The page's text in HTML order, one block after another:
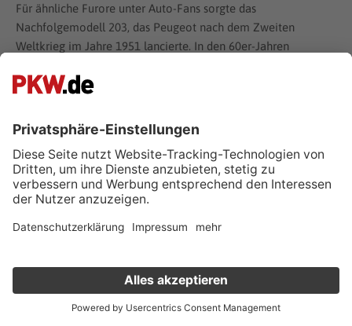
Für ähnliche Furore unter Auto-Fans sorgte das
Nachfolgemodell 203, das Peugeot nach dem Zweiten
Weltkrieg im Jahre 1951 lancierte. In den 60er-Jahren
Autofahrer auf der ganzen Welt. Fachleute zählen das 404
gebauten Cabrios. Übrigens hat diese Cabrio-Legende mit
Peugeot RCZ
, der seit dem Jahre 2010 auf dem Markt ist,
einen würdigen Nachfolger gefunden. Experten stufen den
RCZ als sportlichstes Auto ein, das der französische
Automobilhersteller jemals in Serienfertigung produziert hat.
Klein, charmant und ein wenig frech, so präsentiert sich der
französischen Autobauers zählt. Er kam im Jahre 1983 auf den
Markt und wurde bis zur Einstellung seiner Produktion im
Jahre 1998 weltweit in einer Stückzahl von mehr als 5
Verkauf deinen Gebrauchten online